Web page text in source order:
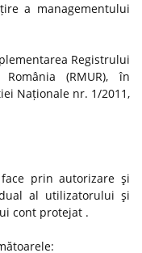
a managementului
Registrului
(RMUR), în
Naționale nr. 1/2011,
prin autorizare şi
al utilizatorului şi
cont protejat .